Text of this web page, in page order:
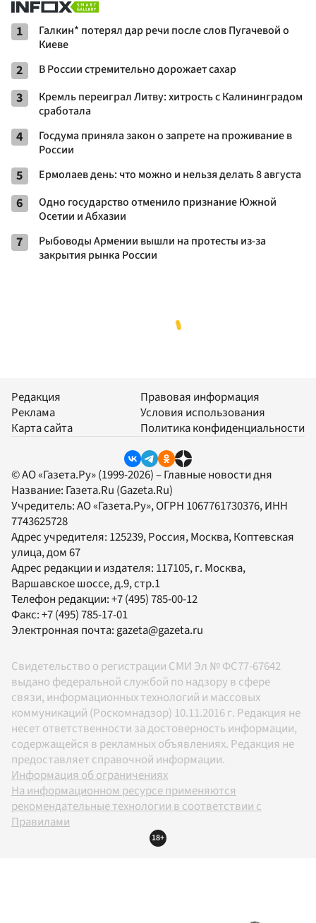
1
Галкин* потерял дар речи после слов Пугачевой о
Киеве
2 В России стремительно дорожает сахар
3
Кремль переиграл Литву: хитрость с Калининградом
сработала
4
Госдума приняла закон о запрете на проживание в
России
5 Ермолаев день: что можно и нельзя делать 8 августа
6
Одно государство отменило признание Южной
Осетии и Абхазии
7
Рыбоводы Армении вышли на протесты из-за
закрытия рынка России
Редакция
Реклама
Карта сайта
Правовая информация
Условия использования
Политика конфиденциальности
© АО «Газета.Ру» (1999-2026) – Главные новости дня
Название: Газета.Ru (Gazeta.Ru)
Учредитель:АО «Газета.Ру», ОГРН 1067761730376, ИНН
7743625728
Адрес учредителя: 125239, Россия, Москва, Коптевская
улица, дом 67
Адрес редакции и издателя: 117105, г. Москва,
Варшавское шоссе, д.9, стр.1
Телефон редакции:+7 (495) 785-00-12
Факс:+7 (495) 785-17-01
Электронная почта:gazeta@gazeta.ru
Свидетельство о регистрации СМИ Эл № ФС77-67642
выдано федеральной службой по надзору в сфере
связи, информационных технологий и массовых
коммуникаций (Роскомнадзор) 10.11.2016 г. Редакция не
несет ответственности за достоверность информации,
содержащейся в рекламных объявлениях. Редакция не
предоставляет справочной информации.
Информация об ограничениях
На информационном ресурсе применяются
рекомендательные технологии в соответствии с
Правилами
18+